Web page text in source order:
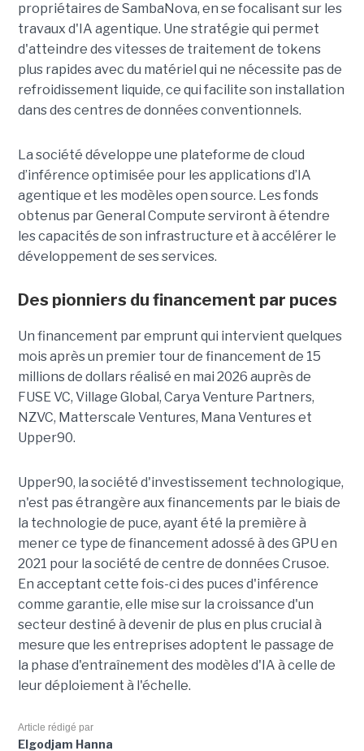
propriétaires de SambaNova, en se focalisant sur les
travaux d'IA agentique. Une stratégie qui permet
d'atteindre des vitesses de traitement de tokens
plus rapides avec du matériel qui ne nécessite pas de
refroidissement liquide, ce qui facilite son installation
dans des centres de données conventionnels.
La société développe une plateforme de cloud
d’inférence optimisée pour les applications d’IA
agentique et les modèles open source. Les fonds
obtenus par General Compute serviront à étendre
les capacités de son infrastructure et à accélérer le
développement de ses services.
Des pionniers du financement par puces
Un financement par emprunt qui intervient quelques
mois après un premier tour de financement de 15
millions de dollars réalisé en mai 2026 auprès de
FUSE VC, Village Global, Carya Venture Partners,
NZVC, Matterscale Ventures, Mana Ventures et
Upper90.
Upper90, la société d'investissement technologique,
n'est pas étrangère aux financements par le biais de
la technologie de puce, ayant été la première à
mener ce type de financement adossé à des GPU en
2021 pour la société de centre de données Crusoe.
En acceptant cette fois-ci des puces d'inférence
comme garantie, elle mise sur la croissance d'un
secteur destiné à devenir de plus en plus crucial à
mesure que les entreprises adoptent le passage de
la phase d'entraînement des modèles d'IA à celle de
leur déploiement à l'échelle.
Article rédigé par
Elgodjam Hanna